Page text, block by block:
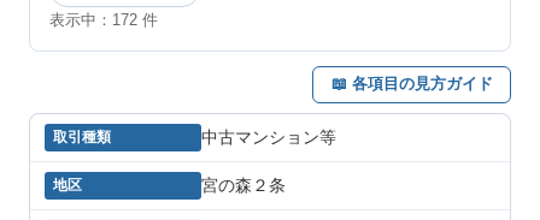
表示中： 172 件
📖 各項目の見方ガイド
中古マンション等
宮の森２条